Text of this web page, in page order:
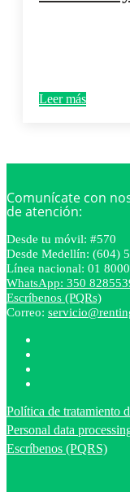
Leer más
Comunícate con
de atención:
Desde tu móvil: #570
Desde Medellín: (604)
Línea nacional: 01
WhatsApp: 350
Escríbenos (PQRs)
Correo:
Política de tratamiento
Personal data
Escríbenos (PQRS)